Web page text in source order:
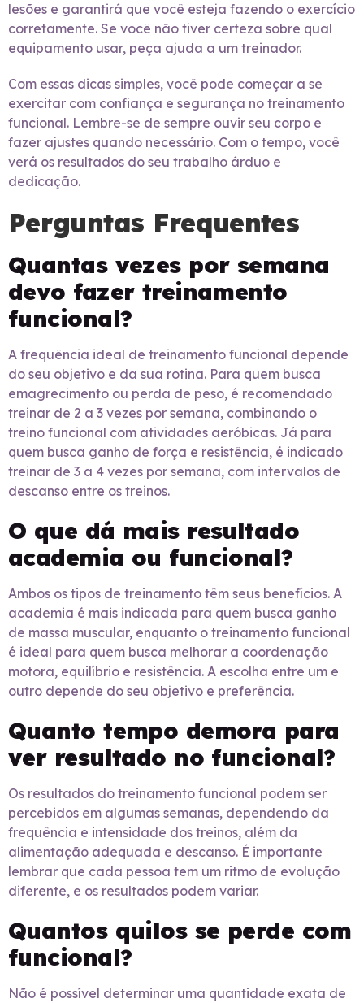
lesões e garantirá que você esteja fazendo o exercício
corretamente. Se você não tiver certeza sobre qual
equipamento usar, peça ajuda a um treinador.
Com essas dicas simples, você pode começar a se
exercitar com confiança e segurança no treinamento
funcional. Lembre-se de sempre ouvir seu corpo e
fazer ajustes quando necessário. Com o tempo, você
verá os resultados do seu trabalho árduo e
dedicação.
Perguntas Frequentes
Quantas vezes por semana
devo fazer treinamento
funcional?
A frequência ideal de treinamento funcional depende
do seu objetivo e da sua rotina. Para quem busca
emagrecimento ou perda de peso, é recomendado
treinar de 2 a 3 vezes por semana, combinando o
treino funcional com atividades aeróbicas. Já para
quem busca ganho de força e resistência, é indicado
treinar de 3 a 4 vezes por semana, com intervalos de
descanso entre os treinos.
O que dá mais resultado
academia ou funcional?
Ambos os tipos de treinamento têm seus benefícios. A
academia é mais indicada para quem busca ganho
de massa muscular, enquanto o treinamento funcional
é ideal para quem busca melhorar a coordenação
motora, equilíbrio e resistência. A escolha entre um e
outro depende do seu objetivo e preferência.
Quanto tempo demora para
ver resultado no funcional?
Os resultados do treinamento funcional podem ser
percebidos em algumas semanas, dependendo da
frequência e intensidade dos treinos, além da
alimentação adequada e descanso. É importante
lembrar que cada pessoa tem um ritmo de evolução
diferente, e os resultados podem variar.
Quantos quilos se perde com
funcional?
Não é possível determinar uma quantidade exata de